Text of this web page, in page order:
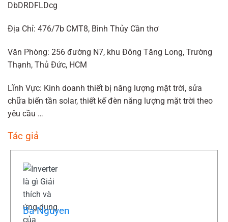
DbDRDFLDcg
Địa Chỉ: 476/7b CMT8, Bình Thủy Cần thơ
Văn Phòng: 256 đường N7, khu Đông Tăng Long, Trường
Thạnh, Thủ Đức, HCM
Lĩnh Vực: Kinh doanh thiết bị năng lượng mặt trời, sửa
chữa biến tần solar, thiết kế đèn năng lượng mặt trời theo
yêu cầu …
Tác giả
Ba Nguyen